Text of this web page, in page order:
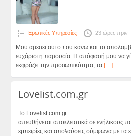
Ερωτικές Υπηρεσίες 23 ώρες πριν
Μου αρέσει αυτό που κάνω και το
ευχάριστη παρουσία. Η απόφασή μου να
εκφράζει την προσωπικότητα, τα […]
Lovelist.com.gr
Το Lovelist.com.gr
απευθήνεται αποκλειστικά σε ενήλικους
εμπειρίες και απολαύσεις σύμφωνα με τα